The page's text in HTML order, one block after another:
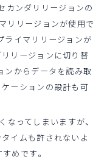
カンダリリージョンの
リリージョンが使用で
ライマリリージョンが
リージョンに切り替
ンからデータを読み取
ーションの設計も可
なってしまいますが、
イムも許されないよ
めです。